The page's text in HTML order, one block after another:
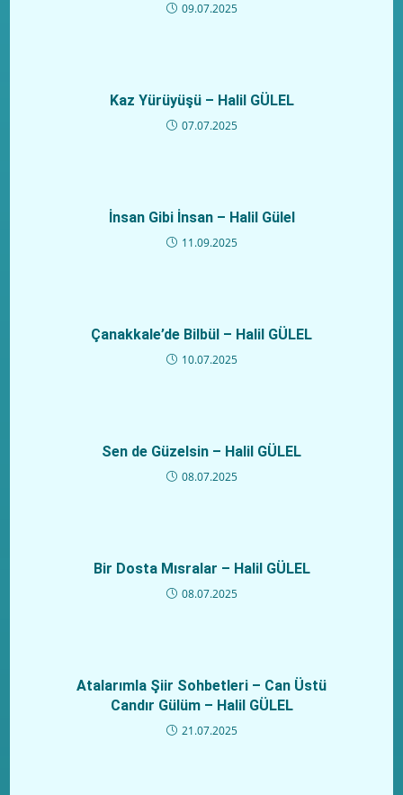
09.07.2025
Kaz Yürüyüşü – Halil GÜLEL
07.07.2025
İnsan Gibi İnsan – Halil Gülel
11.09.2025
Çanakkale’de Bilbül – Halil GÜLEL
10.07.2025
Sen de Güzelsin – Halil GÜLEL
08.07.2025
Bir Dosta Mısralar – Halil GÜLEL
08.07.2025
Atalarımla Şiir Sohbetleri – Can Üstü
Candır Gülüm – Halil GÜLEL
21.07.2025